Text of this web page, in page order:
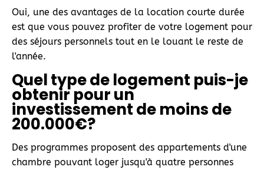
Oui, une des avantages de la location courte durée
est que vous pouvez profiter de votre logement pour
des séjours personnels tout en le louant le reste de
l'année.
Quel type de logement puis-je
obtenir pour un
investissement de moins de
200.000€?
Des programmes proposent des appartements d'une
chambre pouvant loger jusqu'à quatre personnes